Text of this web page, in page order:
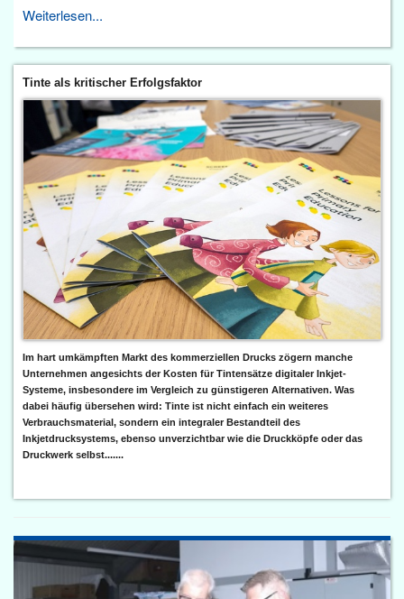
Weiterlesen...
Tinte als kritischer Erfolgsfaktor
Im hart umkämpften Markt des kommerziellen Drucks zögern manche
Unternehmen angesichts der Kosten für Tintensätze digitaler Inkjet-
Systeme, insbesondere im Vergleich zu günstigeren Alternativen. Was
dabei häufig übersehen wird: Tinte ist nicht einfach ein weiteres
Verbrauchsmaterial, sondern ein integraler Bestandteil des
Inkjetdrucksystems, ebenso unverzichtbar wie die Druckköpfe oder das
Druckwerk selbst.......